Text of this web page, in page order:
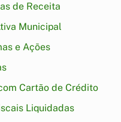
de Receita
Municipal
e Ações
Cartão de Crédito
Liquidadas